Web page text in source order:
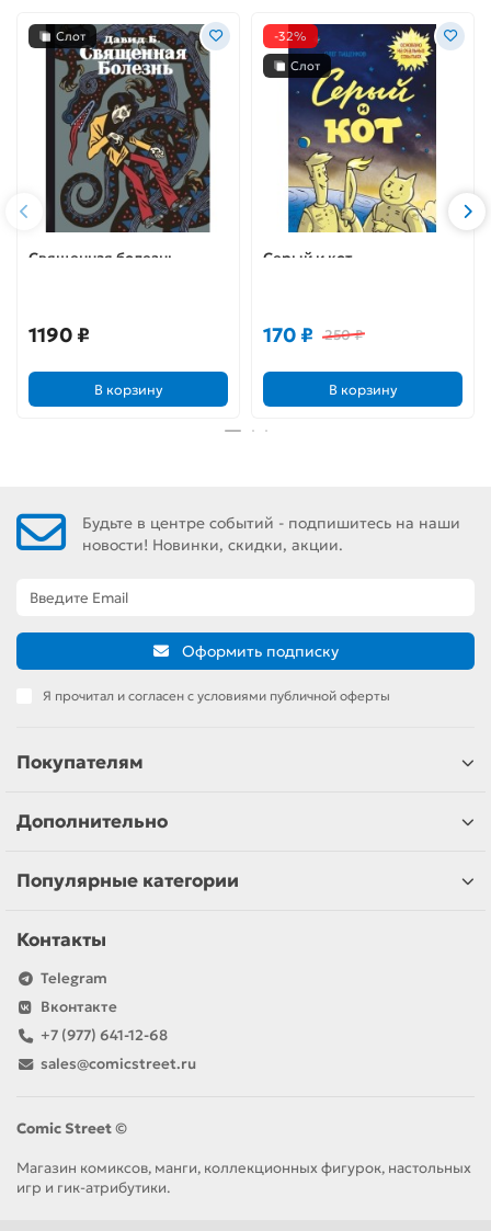
Слот
Священная болезнь
1190 ₽
В корзину
-32%
Слот
Серый и кот
170 ₽ 250 ₽
В корзину
Будьте в центре событий - подпишитесь на наши
новости! Новинки, скидки, акции.
Оформить подписку
Я прочитал и согласен с условиями публичной оферты
Покупателям
Дополнительно
Популярные категории
Контакты
Telegram
Вконтакте
+7 (977) 641-12-68
sales@comicstreet.ru
Comic Street ©
Магазин комиксов, манги, коллекционных фигурок, настольных
игр и гик-атрибутики.